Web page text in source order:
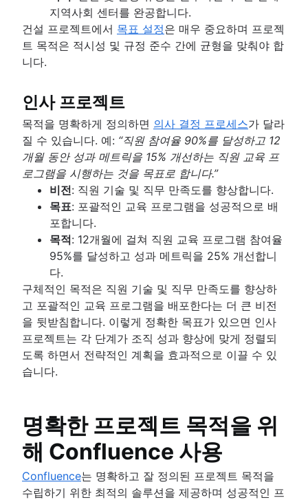
지역사회 센터를 완공합니다.
건설 프로젝트에서 목표 설정은 매우 중요하며 프로젝
트 목적은 적시성 및 규정 준수 간에 균형을 맞춰야 합
니다.
인사 프로젝트
목적을 명확하게 정의하면 의사 결정 프로세스가 달라
질 수 있습니다. 예: “직원 참여율 90%를 달성하고 12
개월 동안 성과 메트릭을 15% 개선하는 직원 교육 프
로그램을 시행하는 것을 목표로 합니다.”
비전: 직원 기술 및 직무 만족도를 향상합니다.
목표: 포괄적인 교육 프로그램을 성공적으로 배
포합니다.
목적: 12개월에 걸쳐 직원 교육 프로그램 참여율
95%를 달성하고 성과 메트릭을 25% 개선합니
다.
구체적인 목적은 직원 기술 및 직무 만족도를 향상하
고 포괄적인 교육 프로그램을 배포한다는 더 큰 비전
을 뒷받침합니다. 이렇게 정확한 목표가 있으면 인사
프로젝트는 각 단계가 조직 성과 향상에 맞게 정렬되
도록 하면서 전략적인 계획을 효과적으로 이끌 수 있
습니다.
명확한 프로젝트 목적을 위
해 Confluence 사용
Confluence는 명확하고 잘 정의된 프로젝트 목적을
수립하기 위한 최적의 솔루션을 제공하며 성공적인 프